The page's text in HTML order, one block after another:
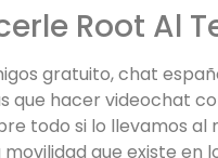
Root Al
gratuito, chat
que hacer videochat
todo si lo llevamos
movilidad que existe